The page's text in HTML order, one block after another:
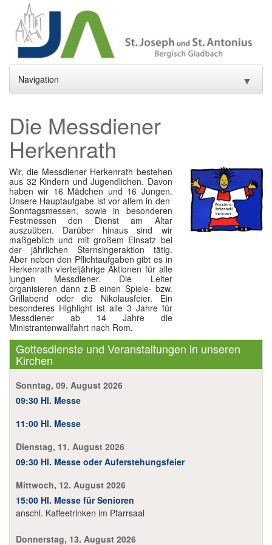
Navigation ▼
Aktuelles
Gottesdienste und Sakramente
Pfarrei ▼
Gremien
Gemeindeleben
Einrichtungen
Im Überblick
Links
Kontakt
Die Messdiener
Herkenrath
Wir, die Messdiener Herkenrath bestehen
aus 32 Kindern und Jugendlichen. Davon
haben wir 16 Mädchen und 16 Jungen.
Unsere Hauptaufgabe ist vor allem in den
Sonntagsmessen, sowie in besonderen
Festmessen den Dienst am Altar
auszuüben. Darüber hinaus sind wir
maßgeblich und mit großem Einsatz bei
der jährlichen Sternsingeraktion tätig.
Aber neben den Pflichtaufgaben gibt es in
Herkenrath vierteljährige Aktionen für alle
jungen Messdiener. Die Leiter
organisieren dann z.B einen Spiele- bzw.
Grillabend oder die Nikolausfeier. Ein
besonderes Highlight ist alle 3 Jahre für
Messdiener ab 14 Jahre die
Ministrantenwallfahrt nach Rom.
Gottesdienste und Veranstaltungen in unseren
Kirchen
Sonntag, 09. August 2026
09:30 Hl. Messe
11:00 Hl. Messe
Dienstag, 11. August 2026
09:30 Hl. Messe oder Auferstehungsfeier
Mittwoch, 12. August 2026
15:00 Hl. Messe für Senioren
anschl. Kaffeetrinken im Pfarrsaal
Donnerstag, 13. August 2026